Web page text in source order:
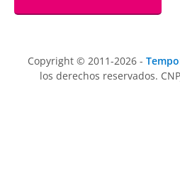
Copyright © 2011-2026 -
los derechos reservados.